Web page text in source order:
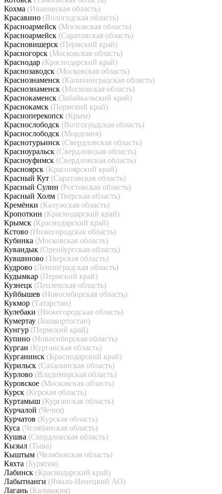
Кохма (Ивановская область)
Красавино (Вологодская область)
Красноармейск (Московская область)
Красноармейск (Саратовская область)
Красновишерск (Пермский край)
Красногорск (Московская область)
Краснодар (Краснодарский край)
Краснозаводск (Московская область)
Краснознаменск (Калининградская область)
Краснознаменск (Московская область)
Краснокаменск (Забайкальский край)
Краснокамск (Пермский край)
Красноперекопск (Крым)
Краснослободск (Волгоградская область)
Краснослободск (Мордовия)
Краснотурьинск (Свердловская область)
Красноуральск (Свердловская область)
Красноуфимск (Свердловская область)
Красноярск (Красноярский край)
Красный Кут (Саратовская область)
Красный Сулин (Ростовская область)
Красный Холм (Тверская область)
Кремёнки (Калужская область)
Кропоткин (Краснодарский край)
Крымск (Краснодарский край)
Кстово (Нижегородская область)
Кубинка (Московская область)
Кувандык (Оренбургская область)
Кувшиново (Тверская область)
Кудрово (Ленинградская область)
Кудымкар (Пермский край)
Кузнецк (Пензенская область)
Куйбышев (Новосибирская область)
Кукмор (Татарстан)
Кулебаки (Нижегородская область)
Кумертау (Башкортостан)
Кунгур (Пермский край)
Купино (Новосибирская область)
Курган (Курганская область)
Курганинск (Краснодарский край)
Курильск (Сахалинская область)
Курлово (Владимирская область)
Куровское (Московская область)
Курск (Курская область)
Куртамыш (Курганская область)
Курчалой (Чечня)
Курчатов (Курская область)
Куса (Челябинская область)
Кушва (Свердловская область)
Кызыл (Тыва)
Кыштым (Челябинская область)
Кяхта (Бурятия)
Лабинск (Краснодарский край)
Лабытнанги (Ямало-Ненецкий АО)
Лагань (Калмыкия)